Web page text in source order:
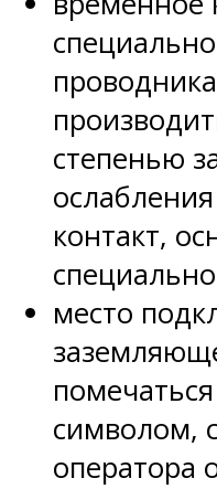
степенью
контакт,
место
символом,
оператора